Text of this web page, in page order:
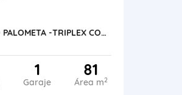
PINAMAR - COMPLEJO PALOMETA -TRIPLEX CON COCHERA UF 01
1
Garaje
81
Área m2